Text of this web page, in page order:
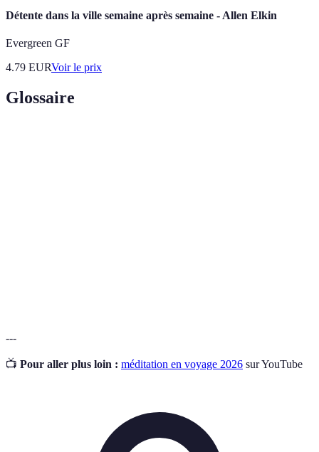
Détente dans la ville semaine après semaine - Allen Elkin
Evergreen GF
4.79 EURVoir le prix
Glossaire
---
📺 Pour aller plus loin : méditation en voyage 2026 sur YouTube